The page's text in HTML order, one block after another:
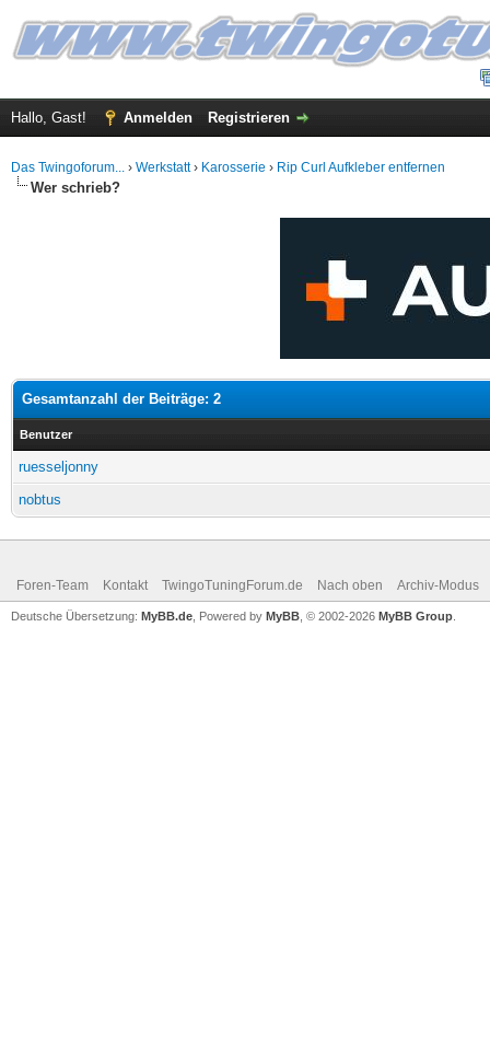
Hallo, Gast! Anmelden Registrieren
Das Twingoforum... › Werkstatt› Karosserie › Rip Curl Aufkleber entfernen
Wer schrieb?
Gesamtanzahl der Beiträge: 2
Benutzer
ruesseljonny
nobtus
Foren-Team Kontakt TwingoTuningForum.de Nach oben Archiv-Modus
Deutsche Übersetzung: MyBB.de , Powered by MyBB , © 2002-2026 MyBB Group